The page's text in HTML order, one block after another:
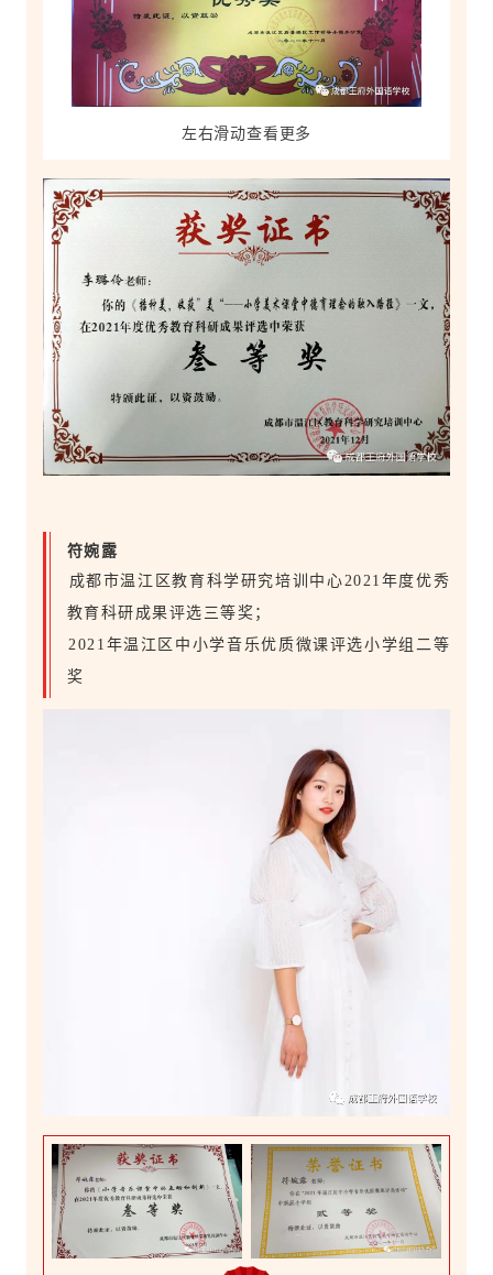
左右滑动查看更多
符婉露
️成都市温江区教育科学研究培训中心2021年度优秀
教育科研成果评选三等奖；
️2021年温江区中小学音乐优质微课评选小学组二等
奖